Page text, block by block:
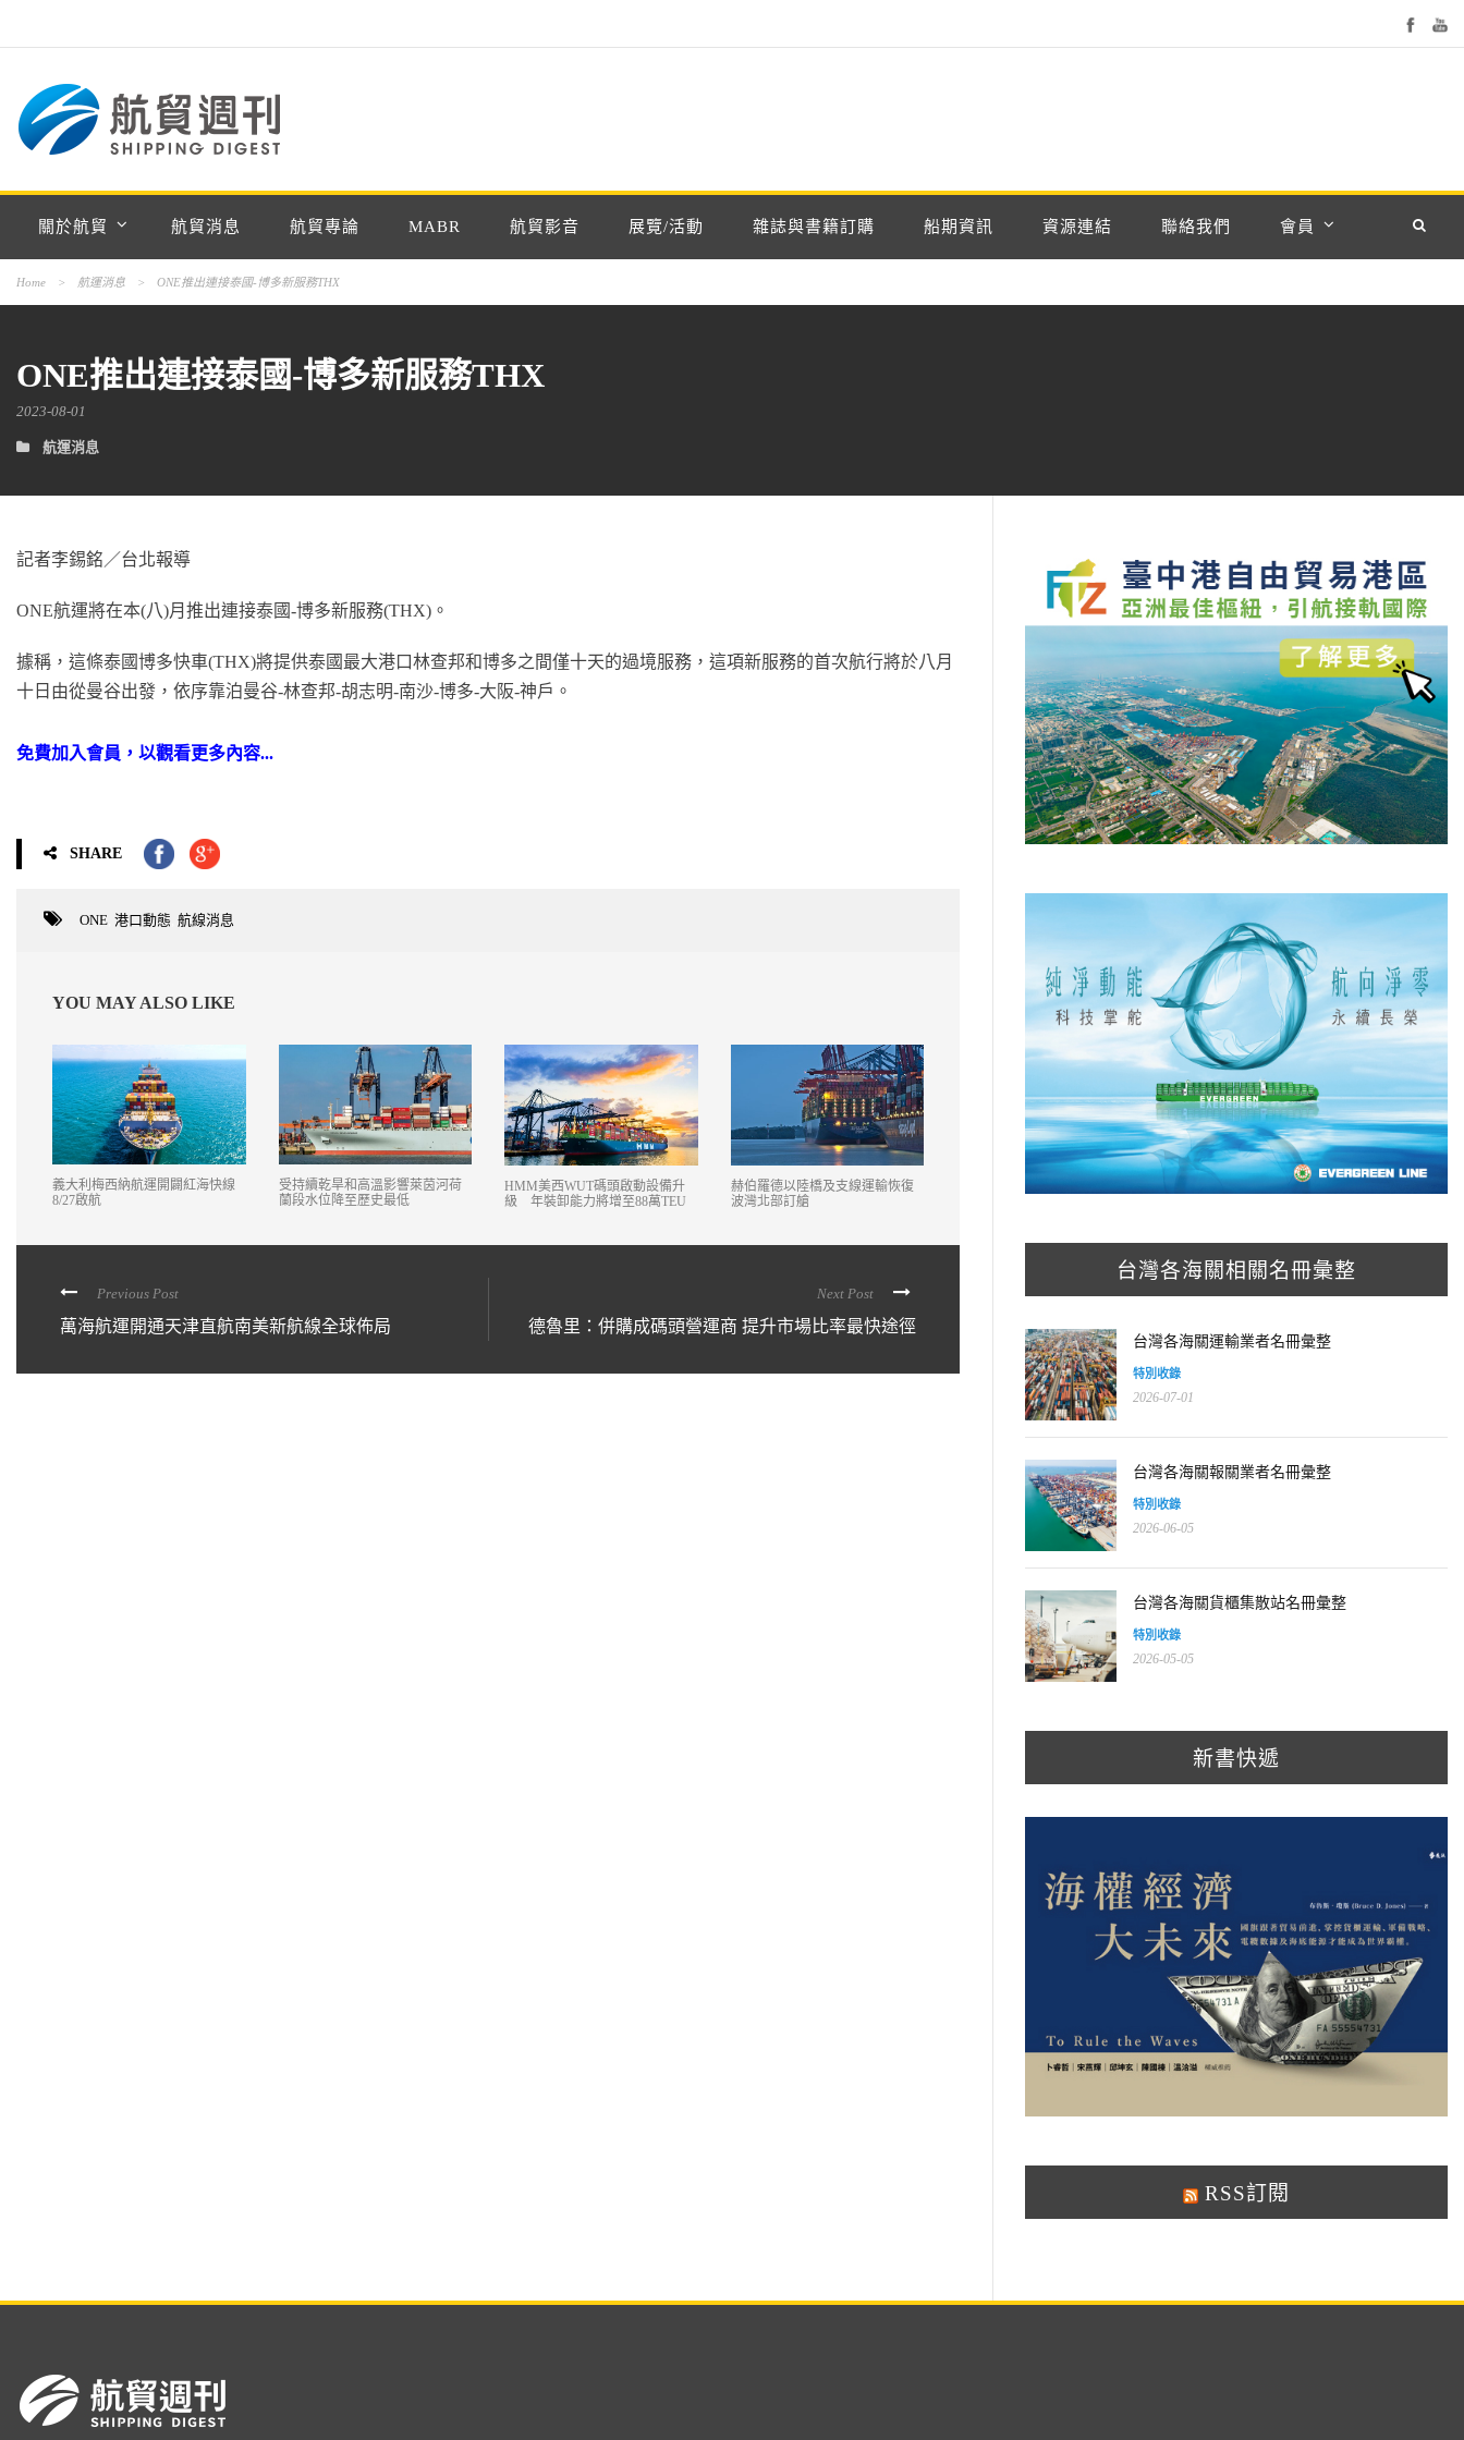
關於航貿 航貿消息 航貿專論 MABR 航貿影音 展覽/活動 雜誌與書籍訂購 船期資訊 資源連結 聯絡我們 會員
Home > 航運消息 > ONE推出連接泰國-博多新服務THX
ONE推出連接泰國-博多新服務THX
2023-08-01
航運消息
記者李錫銘／台北報導
ONE航運將在本(八)月推出連接泰國-博多新服務(THX)。
據稱，這條泰國博多快車(THX)將提供泰國最大港口林查邦和博多之間僅十天的過境服務，這項新服務的首次航行將於八月
十日由從曼谷出發，依序靠泊曼谷-林查邦-胡志明-南沙-博多-大阪-神戶。
免費加入會員，以觀看更多內容...
SHARE
ONE 港口動態 航線消息
Previous Post
萬海航運開通天津直航南美新航線全球佈局
Next Post
德魯里：併購成碼頭營運商 提升市場比率最快途徑
YOU MAY ALSO LIKE
義大利梅西納航運開闢紅海快線
8/27啟航
受持續乾旱和高溫影響萊茵河荷
蘭段水位降至歷史最低
HMM美西WUT碼頭啟動設備升
級 年裝卸能力將增至88萬TEU
赫伯羅德以陸橋及支線運輸恢復
波灣北部訂艙
台灣各海關相關名冊彙整
台灣各海關運輸業者名冊彙整
特別收錄
2026-07-01
台灣各海關報關業者名冊彙整
特別收錄
2026-06-05
台灣各海關貨櫃集散站名冊彙整
特別收錄
2026-05-05
新書快遞
RSS訂閱